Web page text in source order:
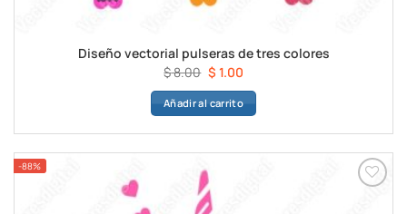
Diseño vectorial pulseras de tres colores
$8.00 El
precio
original
$ 8.00.
$ 1.00El
precio
actual
$ 1.00.
Añadir al carrito
-88%